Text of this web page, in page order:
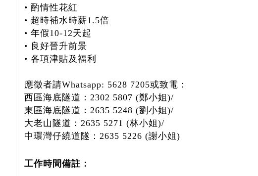
• 酌情性花紅
• 超時補水時薪1.5倍
• 年假10-12天起
• 良好晉升前景
• 各項津貼及福利
應徵者請Whatsapp: 5628 7205或致電：
西區海底隧道：2302 5807 (鄭小姐)/
東區海底隧道：2635 5248 (劉小姐)/
大老山隧道：2635 5271 (林小姐)/
中環灣仔繞道隧：2635 5226 (謝小姐)
工作時間備註：